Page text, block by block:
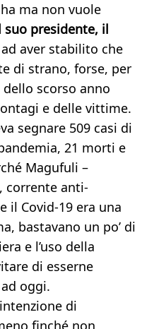
ma non vuole
suo presidente, il
ad aver stabilito che
di strano, forse, per
scorso anno
e delle vittime.
segnare 509 casi di
21 morti e
Magufuli –
corrente anti-
il Covid-19 era una
bastavano un po’ di
e l’uso della
di esserne
oggi.
di
finché non